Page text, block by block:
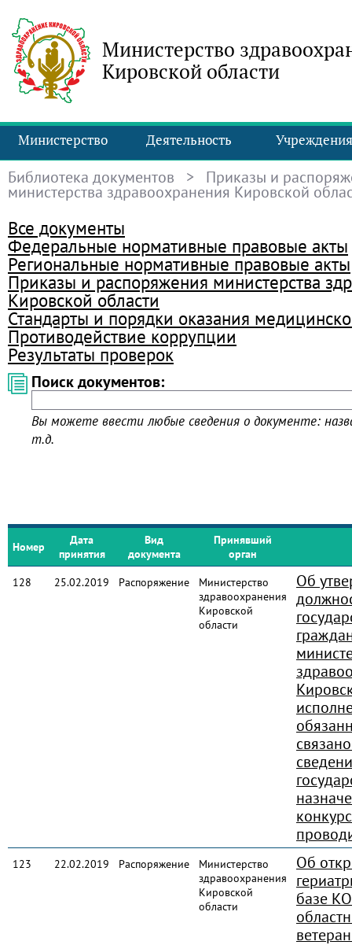
Министерство
Кировской области
Министерство Деятельность Учреждения
Библиотека документов > Приказы и
министерства здравоохранения Кировской
Все документы
Федеральные нормативные правовые акты
Региональные нормативные правовые акты
Приказы и распоряжения министерства
Кировской области
Стандарты и порядки оказания
Противодействие коррупции
Результаты проверок
Поиск документов:
Вы можете ввести любые сведения о документе:
т.д.
Номер
Дата
принятия
Вид
документа
Принявший
орган
128
25.02.2019 Распоряжение
Министерство
здравоохранения
Кировской
области
Об
123 22.02.2019 Распоряжение
Министерство
здравоохранения
Кировской
области
Об
базе